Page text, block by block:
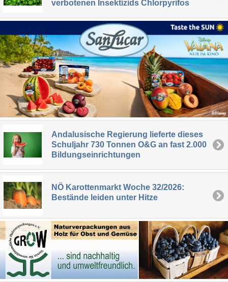
verbotenen Insektizids Chlorpyrifos
Andalusische Regierung lieferte dieses
Schuljahr 730 Tonnen O&G an fast 2.000
Bildungseinrichtungen
NÖ Karottenmarkt Woche 32/2026:
Bestände leiden unter Hitze